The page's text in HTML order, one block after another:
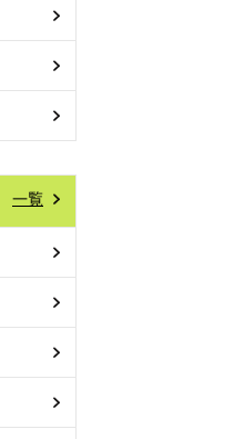
一覧